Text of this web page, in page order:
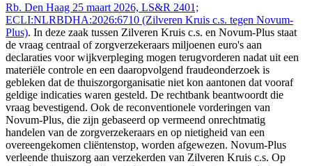
Rb. Den Haag 25 maart 2026, LS&R 2401;
ECLI:NLRBDHA:2026:6710 (Zilveren Kruis c.s. tegen Novum-
Plus). In deze zaak tussen Zilveren Kruis c.s. en Novum-Plus staat
de vraag centraal of zorgverzekeraars miljoenen euro's aan
declaraties voor wijkverpleging mogen terugvorderen nadat uit een
materiële controle en een daaropvolgend fraudeonderzoek is
gebleken dat de thuiszorgorganisatie niet kon aantonen dat vooraf
geldige indicaties waren gesteld. De rechtbank beantwoordt die
vraag bevestigend. Ook de reconventionele vorderingen van
Novum-Plus, die zijn gebaseerd op vermeend onrechtmatig
handelen van de zorgverzekeraars en op nietigheid van een
overeengekomen cliëntenstop, worden afgewezen. Novum-Plus
verleende thuiszorg aan verzekerden van Zilveren Kruis c.s. Op